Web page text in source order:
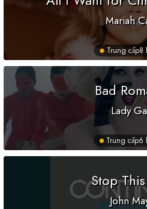
Mariah
Trung cấp8
Bad
Lady
Trung cấp6
Stop
John